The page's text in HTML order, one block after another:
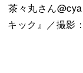
茶々丸さん
キック』／撮影